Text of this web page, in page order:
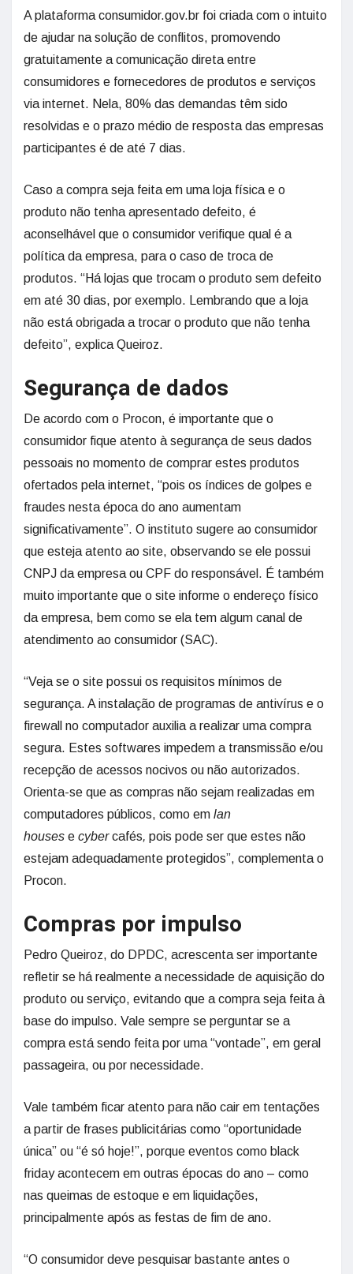
A plataforma consumidor.gov.br foi criada com o intuito
de ajudar na solução de conflitos, promovendo
gratuitamente a comunicação direta entre
consumidores e fornecedores de produtos e serviços
via internet. Nela, 80% das demandas têm sido
resolvidas e o prazo médio de resposta das empresas
participantes é de até 7 dias.
Caso a compra seja feita em uma loja física e o
produto não tenha apresentado defeito, é
aconselhável que o consumidor verifique qual é a
política da empresa, para o caso de troca de
produtos. “Há lojas que trocam o produto sem defeito
em até 30 dias, por exemplo. Lembrando que a loja
não está obrigada a trocar o produto que não tenha
defeito”, explica Queiroz.
Segurança de dados
De acordo com o Procon, é importante que o
consumidor fique atento à segurança de seus dados
pessoais no momento de comprar estes produtos
ofertados pela internet, “pois os índices de golpes e
fraudes nesta época do ano aumentam
significativamente”. O instituto sugere ao consumidor
que esteja atento ao site, observando se ele possui
CNPJ da empresa ou CPF do responsável. É também
muito importante que o site informe o endereço físico
da empresa, bem como se ela tem algum canal de
atendimento ao consumidor (SAC).
“Veja se o site possui os requisitos mínimos de
segurança. A instalação de programas de antivírus e o
firewall no computador auxilia a realizar uma compra
segura. Estes softwares impedem a transmissão e/ou
recepção de acessos nocivos ou não autorizados.
Orienta-se que as compras não sejam realizadas em
computadores públicos, como em lan
houses e cybercafés, pois pode ser que estes não
estejam adequadamente protegidos”, complementa o
Procon.
Compras por impulso
Pedro Queiroz, do DPDC, acrescenta ser importante
refletir se há realmente a necessidade de aquisição do
produto ou serviço, evitando que a compra seja feita à
base do impulso. Vale sempre se perguntar se a
compra está sendo feita por uma “vontade”, em geral
passageira, ou por necessidade.
Vale também ficar atento para não cair em tentações
a partir de frases publicitárias como “oportunidade
única” ou “é só hoje!”, porque eventos como black
friday acontecem em outras épocas do ano – como
nas queimas de estoque e em liquidações,
principalmente após as festas de fim de ano.
“O consumidor deve pesquisar bastante antes o